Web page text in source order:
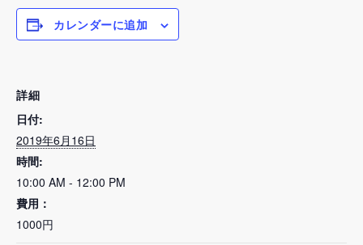
カレンダーに追加
詳細
日付:
2019年6月16日
時間:
10:00 AM - 12:00 PM
費用：
1000円